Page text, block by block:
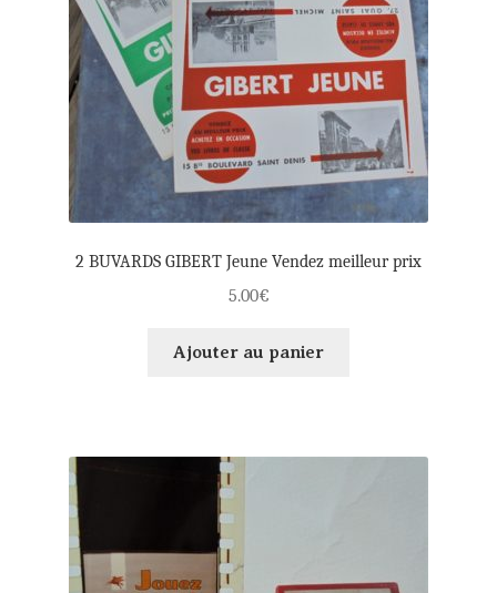
2 BUVARDS GIBERT Jeune Vendez meilleur prix
5.00€
Ajouter au panier